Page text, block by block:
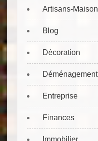
Artisans-Maison
Blog
Décoration
Déménagement
Entreprise
Finances
Immobilier